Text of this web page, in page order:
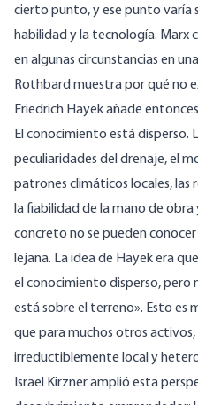
cierto punto, y ese punto varía
habilidad y la tecnología. Marx
en algunas circunstancias en
Rothbard muestra por qué no
Friedrich Hayek añade
El conocimiento está disperso.
peculiaridades del drenaje, el
patrones climáticos locales, las
la fiabilidad de la mano de
concreto no se pueden
lejana. La idea de Hayek era
el conocimiento disperso, pero
está sobre el terreno». Esto es
que para muchos otros activos,
irreductiblemente local y
Israel Kirzner amplió esta